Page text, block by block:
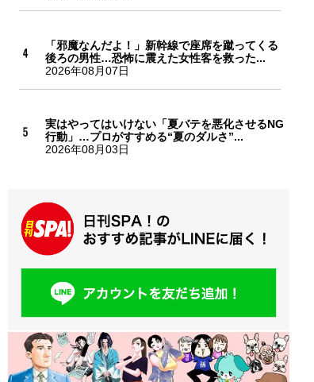
「邪魔なんだよ！」新幹線で座席を蹴ってくる
後ろの男性…恐怖に震えた女性客を救った...
2026年08月07日
実はやってはいけない「夏バテを悪化させるNG
行動」…プロがすすめる“夏のダルさ”...
2026年08月03日